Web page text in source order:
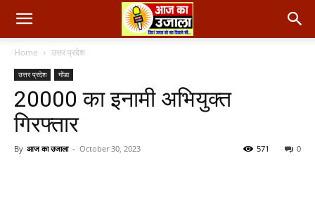
Home उत्तर प्रदेश
उत्तर प्रदेश गोंडा
20000 का इनामी अभियुक्त
गिरफ्तार
By आज का उजाला - October 30, 2023 0
571